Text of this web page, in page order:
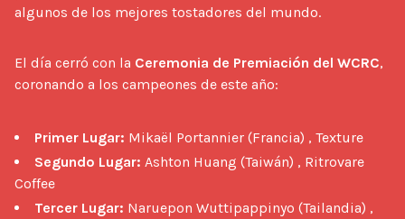
algunos de los mejores tostadores del mundo.
El día cerró con la Ceremonia de Premiación del WCRC,
coronando a los campeones de este año:
Primer Lugar: Mikaël Portannier (Francia) , Texture
Segundo Lugar: Ashton Huang (Taiwán) , Ritrovare
Coffee
Tercer Lugar: Naruepon Wuttipappinyo (Tailandia) ,